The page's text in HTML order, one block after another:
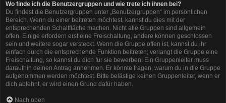
Wo finde ich die Benutzergruppen und wie trete ich ihnen bei?
Du findest die Benutzergruppen unter „Benutzergruppen“ im persönlichen
Bereich. Wenn du einer beitreten möchtest, kannst du dies mit der
entsprechenden Schaltfläche machen. Nicht alle Gruppen sind allgemein
offen. Einige erfordern erst eine Freischaltung, andere können geschlossen
sein und weitere sogar versteckt. Wenn die Gruppe offen ist, kannst du ihr
einfach durch die entsprechende Funktion beitreten; verlangt die Gruppe eine
Freischaltung, so kannst du dich für sie bewerben. Ein Gruppenleiter muss
daraufhin deinen Antrag annehmen. Er könnte fragen, warum du in die Gruppe
aufgenommen werden möchtest. Bitte belästige keinen Gruppenleiter, wenn er
dich ablehnt, er wird einen Grund dafür haben.
Nach oben